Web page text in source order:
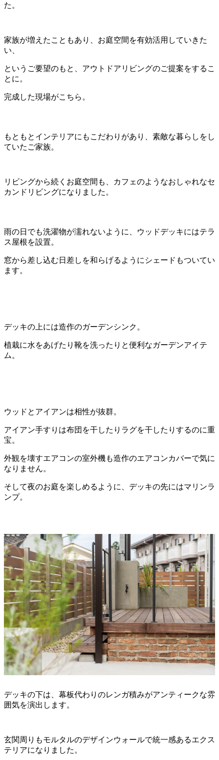
た。
家族が増えたこともあり、お庭空間を有効活用していきた
い、
というご要望のもと、アウトドアリビングのご提案をするこ
とに。
完成した現場がこちら。
もともとインテリアにもこだわりがあり、素敵な暮らしをし
ていたご家族。
リビングから続くお庭空間も、カフェのようなおしゃれなセ
カンドリビングになりました。
雨の日でも洗濯物が濡れないように、ウッドデッキにはテラ
ス屋根を設置。
窓から差し込む日差しを和らげるようにシェードもついてい
ます。
デッキの上には造作のガーデンシンク。
植栽に水をあげたり靴を洗ったりと便利なガーデンアイテ
ム。
ウッドとアイアンは相性が抜群。
アイアン手すりは布団を干したりラグを干したりするのに重
宝。
外観を壊すエアコンの室外機も造作のエアコンカバーで気に
なりません。
そして夜のお庭を楽しめるように、デッキの先にはマリンラ
ンプ。
デッキの下は、幕板代わりのレンガ積みがアンティークな雰
囲気を演出します。
玄関周りもモルタルのデザインウォールで統一感あるエクス
テリアになりました。